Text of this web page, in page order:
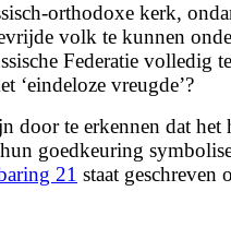
orthodoxe kerk,
volk te kunnen
Federatie
‘eindeloze vreugde’?
door te erkennen dat
goedkeuring
21 staat